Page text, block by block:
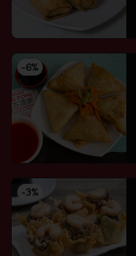
-6%
-3%